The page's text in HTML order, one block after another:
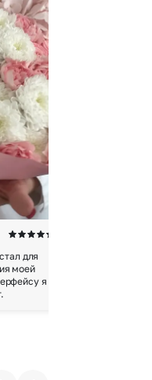
для
моей
я